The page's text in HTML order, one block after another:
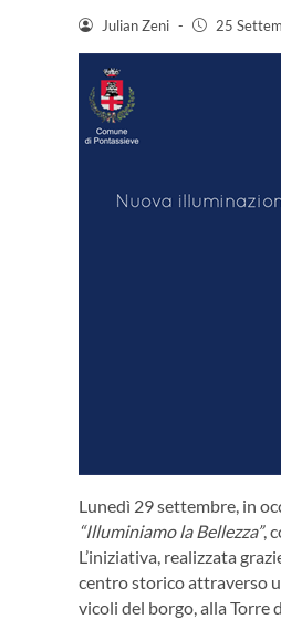
Julian Zeni - 25
Lunedì 29 settembre, in
“Illuminiamo la Bellezza”,
L’iniziativa, realizzata
centro storico attraverso
vicoli del borgo, alla Torre